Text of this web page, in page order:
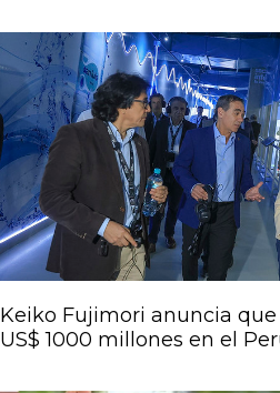
Keiko Fujimori anuncia que
US$ 1000 millones en el